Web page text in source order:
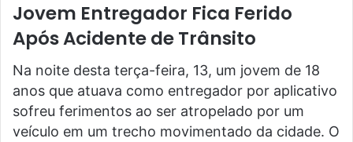
Jovem Entregador Fica Ferido
Após Acidente de Trânsito
Na noite desta terça-feira, 13, um jovem de 18
anos que atuava como entregador por aplicativo
sofreu ferimentos ao ser atropelado por um
veículo em um trecho movimentado da cidade. O